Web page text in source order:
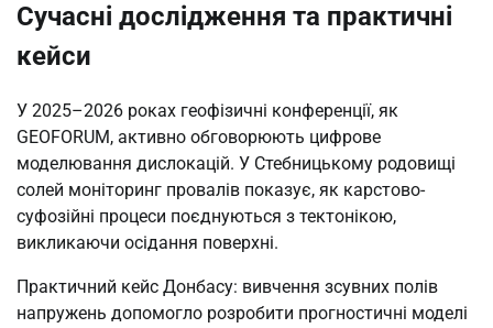
Сучасні дослідження та практичні
кейси
У 2025–2026 роках геофізичні конференції, як
GEOFORUM, активно обговорюють цифрове
моделювання дислокацій. У Стебницькому родовищі
солей моніторинг провалів показує, як карстово-
суфозійні процеси поєднуються з тектонікою,
викликаючи осідання поверхні.
Практичний кейс Донбасу: вивчення зсувних полів
напружень допомогло розробити прогностичні моделі